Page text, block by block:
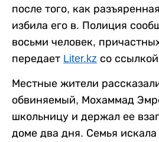
после того, как
избила его в. Полиция
восьми человек,
передает Liter.kz со
Местные жители
обвиняемый, Мохаммад
школьницу и держал ее
доме два дня. Семья